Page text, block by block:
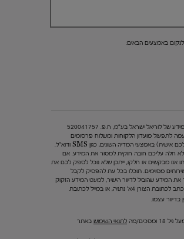
באמצעים הבאים:
הפרטים שתמסרו יישמרו במאגר המידע של לוריאל ישראל בע"מ, ח.פ. 520041757
לתפעול מועדון הלקוחות ומשלוח פרסומים
ועדכונים (לרבות כאלה המותאמים לכם אישית) באמצעי המדיה השונים, כגון SMS ודוא"ל.
חלה עליכם חובה חוקית למסור את המידע. אם
אנו מבקשים או חלקו, ייתכן שלא נוכל לספק לכם את
מסוימים. תוכלו בכל עת להפסיק לקבל
המידע שהוביל לדיוור הישיר, למעט המידע הזקוק
נתניה, או במייל לכתובת
בדיוור עצמו.
מה לתנאי השימוש באתר